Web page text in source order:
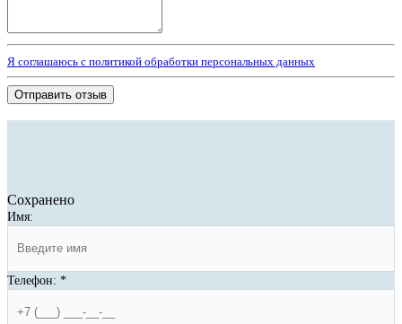
Я соглашаюсь с политикой обработки персональных данных
Отправить отзыв
Сохранено
Имя:
Телефон: *